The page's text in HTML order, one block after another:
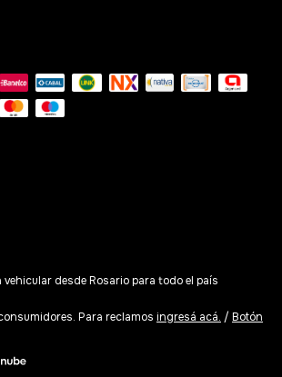
vehicular desde Rosario para todo el país
Para reclamos ingresá acá. / Botón